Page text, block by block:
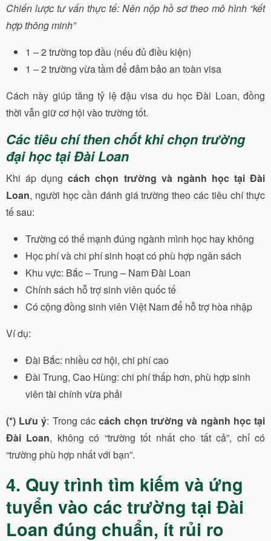
Chiến lược tư vấn thực tế: Nên nộp hồ sơ theo mô hình “kết
hợp thông minh”
1 – 2 trường top đầu (nếu đủ điều kiện)
1 – 2 trường vừa tầm để đảm bảo an toàn visa
Cách này giúp tăng tỷ lệ đậu visa du học Đài Loan, đồng
thời vẫn giữ cơ hội vào trường tốt.
Các tiêu chí then chốt khi chọn trường
đại học tại Đài Loan
Khi áp dụngcách chọn trường và ngành học tại Đài
Loan, người học cần đánh giá trường theo các tiêu chí thực
tế sau:
Trường có thế mạnh đúng ngành mình học hay không
Học phí và chi phí sinh hoạt có phù hợp ngân sách
Khu vực: Bắc – Trung – Nam Đài Loan
Chính sách hỗ trợ sinh viên quốc tế
Có cộng đồng sinh viên Việt Nam để hỗ trợ hòa nhập
Ví dụ:
Đài Bắc: nhiều cơ hội, chi phí cao
Đài Trung, Cao Hùng: chi phí thấp hơn, phù hợp sinh
viên tài chính vừa phải
(*) Lưu ý: Trong các cách chọn trường và ngành học tại
Đài Loan, không có “trường tốt nhất cho tất cả”, chỉ có
“trường phù hợp nhất với bạn”.
4. Quy trình tìm kiếm và ứng
tuyển vào các trường tại Đài
Loan đúng chuẩn, ít rủi ro